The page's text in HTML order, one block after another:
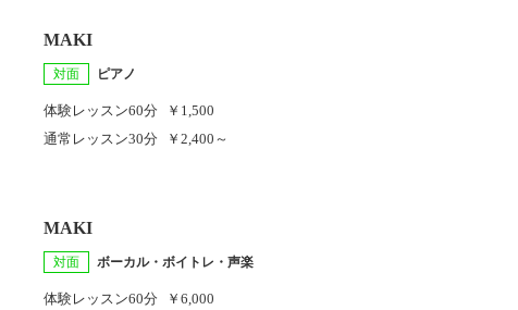
MAKI
対面 ピアノ
体験レッスン60分
￥1,500
通常レッスン30分 ￥2,400～
MAKI
対面 ボーカル・ボイトレ・声楽
体験レッスン60分
￥6,000